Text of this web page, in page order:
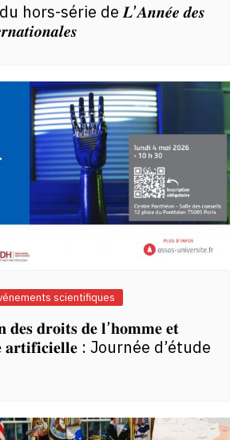
hors-série de 𝑳’𝑨𝒏𝒏𝒆́𝒆 𝒅𝒆𝒔
scientifiques
𝐝𝐞𝐬 𝐝𝐫𝐨𝐢𝐭𝐬 𝐝𝐞 𝐥’𝐡𝐨𝐦𝐦𝐞 𝐞𝐭
𝐚𝐫𝐭𝐢𝐟𝐢𝐜𝐢𝐞𝐥𝐥𝐞 : Journée d’étude